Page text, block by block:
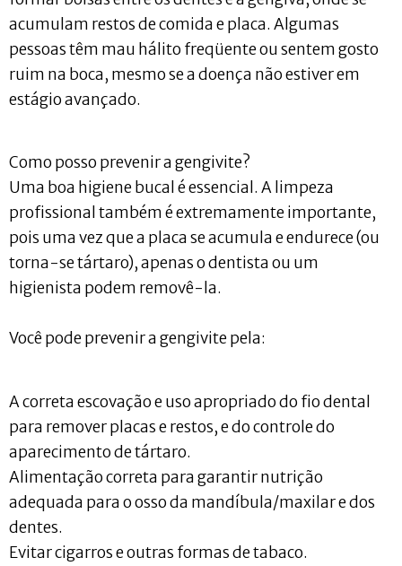
acumulam restos de comida e placa. Algumas
pessoas têm mau hálito freqüente ou sentem gosto
ruim na boca, mesmo se a doença não estiver em
estágio avançado.
Como posso prevenir a gengivite?
Uma boa higiene bucal é essencial. A limpeza
profissional também é extremamente importante,
pois uma vez que a placa se acumula e endurece (ou
torna-se tártaro), apenas o dentista ou um
higienista podem removê-la.
Você pode prevenir a gengivite pela:
A correta escovação e uso apropriado do fio dental
para remover placas e restos, e do controle do
aparecimento de tártaro.
Alimentação correta para garantir nutrição
adequada para o osso da mandíbula/maxilar e dos
dentes.
Evitar cigarros e outras formas de tabaco.